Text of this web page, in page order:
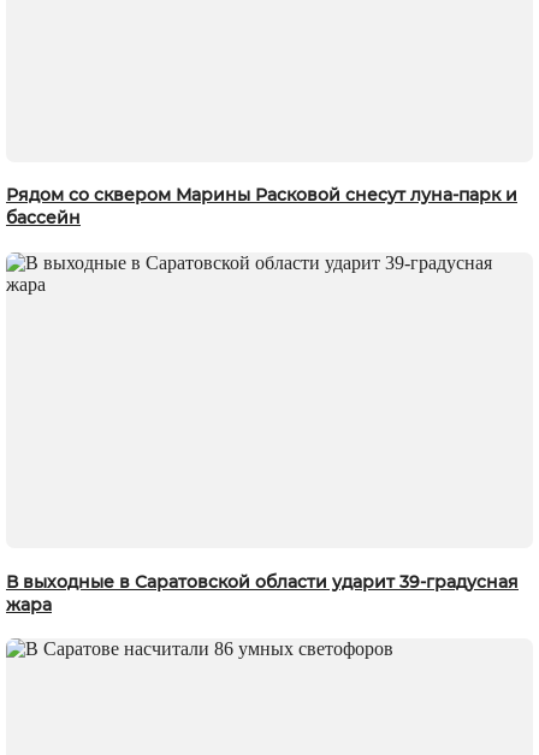
Рядом со сквером Марины Расковой снесут луна-парк и
бассейн
В выходные в Саратовской области ударит 39-градусная
жара